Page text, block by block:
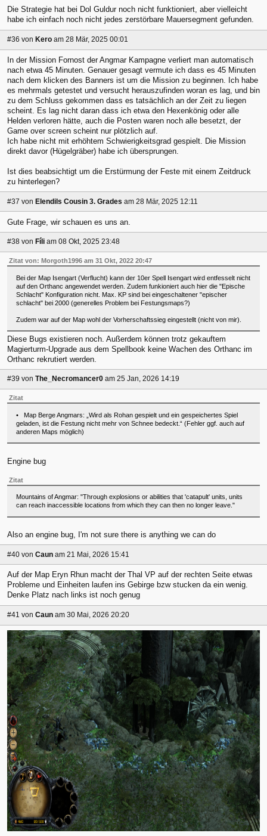
Die Strategie hat bei Dol Guldur noch nicht funktioniert, aber vielleicht
habe ich einfach noch nicht jedes zerstörbare Mauersegment gefunden.
#36 von Kero am 28 Mär, 2025 00:01
In der Mission Fornost der Angmar Kampagne verliert man automatisch
nach etwa 45 Minuten. Genauer gesagt vermute ich dass es 45 Minuten
nach dem klicken des Banners ist um die Mission zu beginnen. Ich habe
es mehrmals getestet und versucht herauszufinden woran es lag, und bin
zu dem Schluss gekommen dass es tatsächlich an der Zeit zu liegen
scheint. Es lag nicht daran dass ich etwa den Hexenkönig oder alle
Helden verloren hätte, auch die Posten waren noch alle besetzt, der
Game over screen scheint nur plötzlich auf.
Ich habe nicht mit erhöhtem Schwierigkeitsgrad gespielt. Die Mission
direkt davor (Hügelgräber) habe ich übersprungen.
Ist dies beabsichtigt um die Erstürmung der Feste mit einem Zeitdruck
zu hinterlegen?
#37 von Elendils Cousin 3. Grades am 28 Mär, 2025 12:11
Gute Frage, wir schauen es uns an.
#38 von Fíli am 08 Okt, 2025 23:48
Zitat von: Morgoth1996 am 31 Okt, 2022 20:47
Bei der Map Isengart (Verflucht) kann der 10er Spell Isengart wird entfesselt nicht
auf den Orthanc angewendet werden. Zudem funkioniert auch hier die "Epische
Schlacht" Konfiguration nicht. Max. KP sind bei eingeschaltener "epischer
schlacht" bei 2000 (generelles Problem bei Festungsmaps?)
Zudem war auf der Map wohl der Vorherschaftssieg eingestellt (nicht von mir).
Diese Bugs existieren noch. Außerdem können trotz gekauftem
Magierturm-Upgrade aus dem Spellbook keine Wachen des Orthanc im
Orthanc rekrutiert werden.
#39 von The_Necromancer0 am 25 Jan, 2026 14:19
Zitat
• Map Berge Angmars: „Wird als Rohan gespielt und ein gespeichertes Spiel
geladen, ist die Festung nicht mehr von Schnee bedeckt.“ (Fehler ggf. auch auf
anderen Maps möglich)
Engine bug
Zitat
Mountains of Angmar: "Through explosions or abilities that 'catapult' units, units
can reach inaccessible locations from which they can then no longer leave."
Also an engine bug, I'm not sure there is anything we can do
#40 von Caun am 21 Mai, 2026 15:41
Auf der Map Eryn Rhun macht der Thal VP auf der rechten Seite etwas
Probleme und Einheiten laufen ins Gebirge bzw stucken da ein wenig.
Denke Platz nach links ist noch genug
#41 von Caun am 30 Mai, 2026 20:20